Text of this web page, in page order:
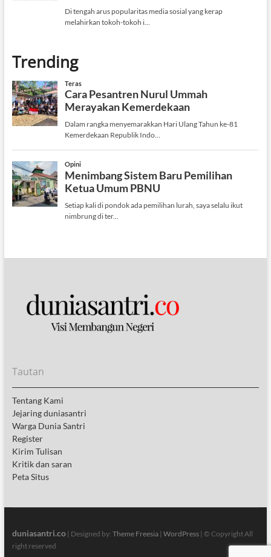
Trending
Tautan
Tentang Kami
Jejaring duniasantri
Warga Dunia Santri
Register
Kirim Tulisan
Kritik dan saran
Peta Situs
duniasantri.co| Designed by: Theme Freesia| WordPress| © Copyright All
right reserved